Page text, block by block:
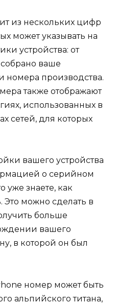
из нескольких цифр
может указывать на
устройства: от
ваше
номера производства.
также отображают
использованных в
сетей, для которых
вашего устройства
о серийном
уже знаете, как
Это можно сделать в
больше
вашего
в которой он был
номер может быть
альпийского титана,